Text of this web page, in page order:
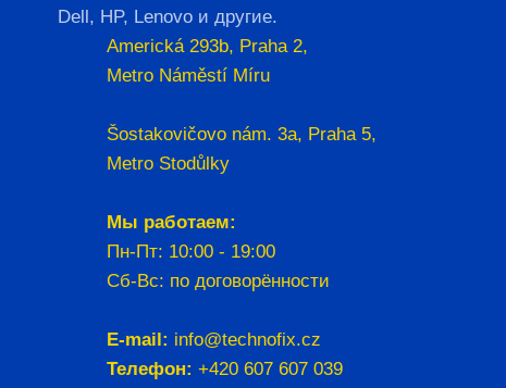
Dell, HP, Lenovo и другие.
Americká 293b, Praha 2,
Metro Náměstí Míru
Šostakovičovo nám. 3a, Praha 5,
Metro Stodůlky
Мы работаем:
Пн-Пт: 10:00 - 19:00
Сб-Вс: по договорённости
E-mail: info@technofix.cz
Телефон: +420 607 607 039